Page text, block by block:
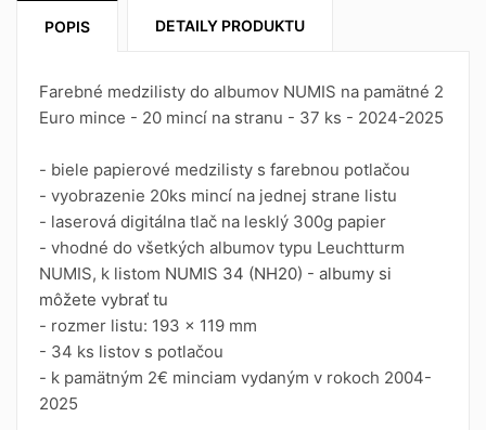
POPIS DETAILY PRODUKTU
Farebné medzilisty do albumov NUMIS na pamätné 2
Euro mince - 20 mincí na stranu - 37 ks - 2024-2025
- biele papierové medzilisty s farebnou potlačou
- vyobrazenie 20ks mincí na jednej strane listu
- laserová digitálna tlač na lesklý 300g papier
- vhodné do všetkých albumov typu Leuchtturm
NUMIS, k listom NUMIS 34 (NH20) - albumy si
môžete vybrať tu
- rozmer listu: 193 x 119 mm
- 34 ks listov s potlačou
- k pamätným 2€ minciam vydaným v rokoch 2004-
2025